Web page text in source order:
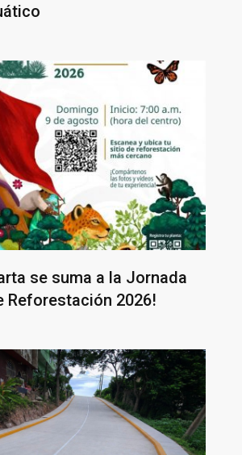
se suma a la Jornada
Reforestación 2026!